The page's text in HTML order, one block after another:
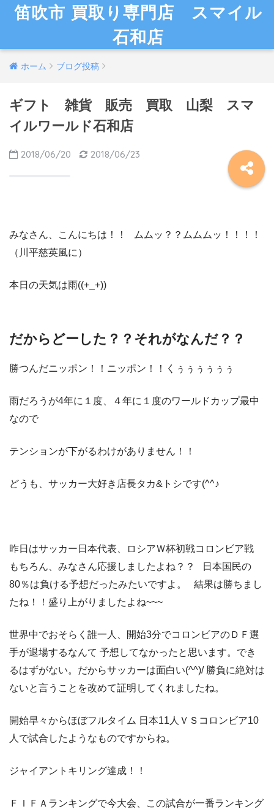
笛吹市 買取り専門店 スマイル
石和店
ホーム ブログ投稿
ギフト 雑貨 販売 買取 山梨 スマ
イルワールド石和店
2018/06/20 2018/06/23
みなさん、こんにちは！！ ムムッ？？ムムムッ！！！！
（川平慈英風に）
本日の天気は雨((+_+))
だからどーした？？それがなんだ？？
勝つんだニッポン！！ニッポン！！くぅぅぅぅぅぅ
雨だろうが4年に１度、４年に１度のワールドカップ最中
なので
テンションが下がるわけがありません！！
どうも、サッカー大好き店長タカ&トシです(^^♪
昨日はサッカー日本代表、ロシアＷ杯初戦コロンビア戦
もちろん、みなさん応援しましたよね？？ 日本国民の
80％は負ける予想だったみたいですよ。 結果は勝ちまし
たね！！盛り上がりましたよね~~~
世界中でおそらく誰一人、開始3分でコロンビアのＤＦ選
手が退場するなんて 予想してなかったと思います。でき
るはずがない。だからサッカーは面白い(^^)/ 勝負に絶対は
ないと言うことを改めて証明してくれましたね。
開始早々からほぼフルタイム 日本11人ＶＳコロンビア10
人で試合したようなものですからね。
ジャイアントキリング達成！！
ＦＩＦＡランキングで今大会、この試合が一番ランキング